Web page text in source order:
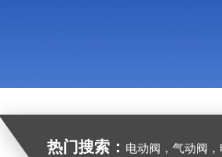
热门搜索： 电动阀，气动阀，